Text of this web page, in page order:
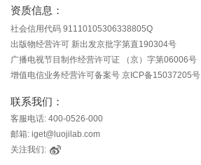
资质信息：
社会信用代码 91110105306338805Q
出版物经营许可 新出发京批字第直190304号
广播电视节目制作经营许可证 （京）字第06006号
增值电信业务经营许可备案号 京ICP备15037205号
联系我们：
客服电话: 400-0526-000
邮箱: iget@luojilab.com
关注我们: